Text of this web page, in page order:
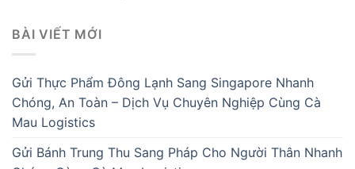
BÀI VIẾT MỚI
Gửi Thực Phẩm Đông Lạnh Sang Singapore Nhanh
Chóng, An Toàn – Dịch Vụ Chuyên Nghiệp Cùng Cà
Mau Logistics
Gửi Bánh Trung Thu Sang Pháp Cho Người Thân Nhanh